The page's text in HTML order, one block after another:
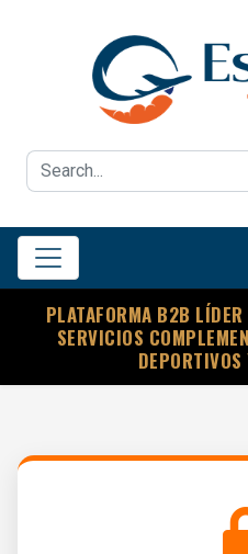
PLATAFORMA B2B
SERVICIOS